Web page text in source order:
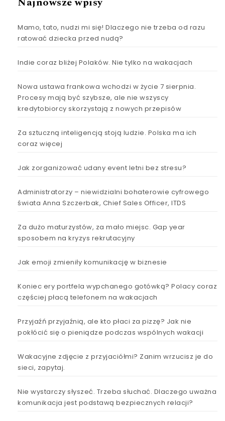
Mamo, tato, nudzi mi się! Dlaczego nie trzeba od razu
ratować dziecka przed nudą?
Indie coraz bliżej Polaków. Nie tylko na wakacjach
Nowa ustawa frankowa wchodzi w życie 7 sierpnia.
Procesy mają być szybsze, ale nie wszyscy
kredytobiorcy skorzystają z nowych przepisów
Za sztuczną inteligencją stoją ludzie. Polska ma ich
coraz więcej
Jak zorganizować udany event letni bez stresu?
Administratorzy – niewidzialni bohaterowie cyfrowego
świata Anna Szczerbak, Chief Sales Officer, ITDS
Za dużo maturzystów, za mało miejsc. Gap year
sposobem na kryzys rekrutacyjny
Jak emoji zmieniły komunikację w biznesie
Koniec ery portfela wypchanego gotówką? Polacy coraz
częściej płacą telefonem na wakacjach
Przyjaźń przyjaźnią, ale kto płaci za pizzę? Jak nie
pokłócić się o pieniądze podczas wspólnych wakacji
Wakacyjne zdjęcie z przyjaciółmi? Zanim wrzucisz je do
sieci, zapytaj.
Nie wystarczy słyszeć. Trzeba słuchać. Dlaczego uważna
komunikacja jest podstawą bezpiecznych relacji?